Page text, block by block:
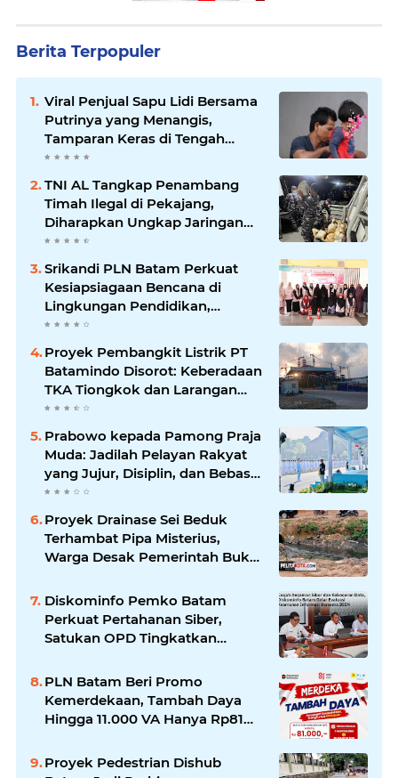
Berita Terpopuler
Viral Penjual Sapu Lidi Bersama
Putrinya yang Menangis,
Tamparan Keras di Tengah
Maraknya Korupsi
TNI AL Tangkap Penambang
Timah Ilegal di Pekajang,
Diharapkan Ungkap Jaringan
hingga Dalang Utama
Srikandi PLN Batam Perkuat
Kesiapsiagaan Bencana di
Lingkungan Pendidikan,
Serahkan APAR dan Rambu K3
Proyek Pembangkit Listrik PT
Batamindo Disorot: Keberadaan
TKA Tiongkok dan Larangan
Liputan Wartawan Jadi
Perhatian
Prabowo kepada Pamong Praja
Muda: Jadilah Pelayan Rakyat
yang Jujur, Disiplin, dan Bebas
Korupsi
Proyek Drainase Sei Beduk
Terhambat Pipa Misterius,
Warga Desak Pemerintah Buka
Diskominfo Pemko Batam
Perkuat Pertahanan Siber,
Satukan OPD Tingkatkan
Pemerintah
PLN Batam Beri Promo
Kemerdekaan, Tambah Daya
Hingga 11.000 VA Hanya Rp81
Proyek Pedestrian Dishub